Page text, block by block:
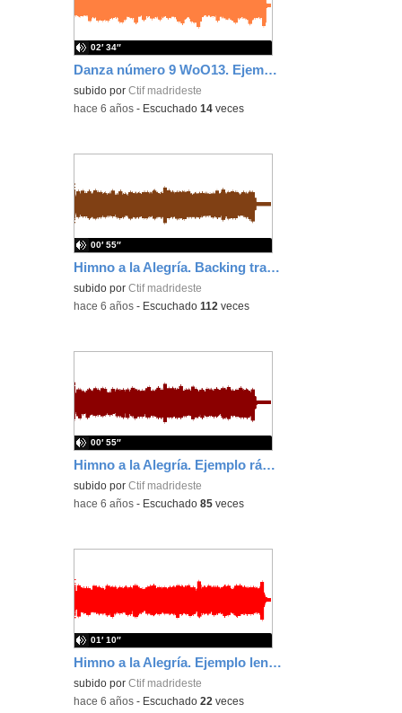
Danza número 9 WoO13. Ejemplo rápido
subido porCtif madrideste
02′ 34″
-hace 6 años - Escuchado14 veces
Himno a la Alegría. Backing track rápido.
subido porCtif madrideste
00′ 55″
-hace 6 años - Escuchado112 veces
Himno a la Alegría. Ejemplo rápido.
subido porCtif madrideste
00′ 55″
-hace 6 años - Escuchado85 veces
Himno a la Alegría. Ejemplo lento.
subido porCtif madrideste
01′ 10″
-hace 6 años - Escuchado22 veces